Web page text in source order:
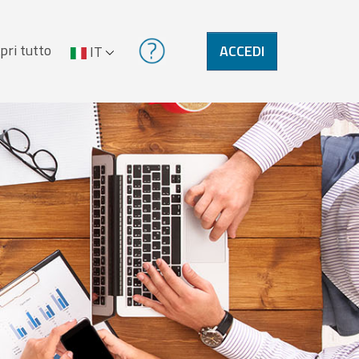
tutto IT ACCEDI